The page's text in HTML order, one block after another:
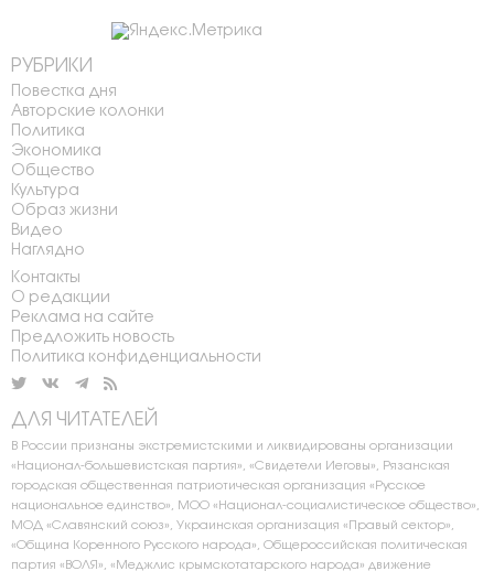
РУБРИКИ
Повестка дня
Авторские колонки
Политика
Экономика
Общество
Культура
Образ жизни
Видео
Наглядно
Контакты
О редакции
Реклама на сайте
Предложить новость
Политика конфиденциальности
ДЛЯ ЧИТАТЕЛЕЙ
В России признаны экстремистскими и ликвидированы организации
«Национал-большевистская партия», «Свидетели Иеговы», Рязанская
городская общественная патриотическая организация «Русское
национальное единство», МОО «Национал-социалистическое общество»,
МОД «Славянский союз», Украинская организация «Правый сектор»,
«Община Коренного Русского народа», Общероссийская политическая
партия «ВОЛЯ», «Меджлис крымскотатарского народа» движение